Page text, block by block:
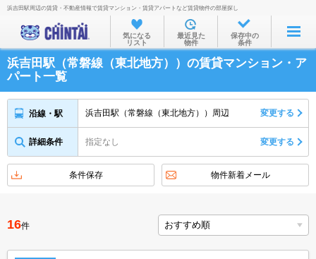
お部屋を探す
沿線・駅から
住所から
家賃相場から
不動産会社から
浜吉田駅周辺の賃貸・不動産情報で賃貸マンション・賃貸アパートなど賃貸物件の部屋探し
気になる
リスト
最近見た
物件
保存中の
条件
浜吉田駅（常磐線（東北地方））の賃貸マンション・ア
パート一覧
沿線・駅 浜吉田駅（常磐線（東北地方））周辺 変更する
詳細条件 指定なし 変更する
条件保存 物件新着メール
16件